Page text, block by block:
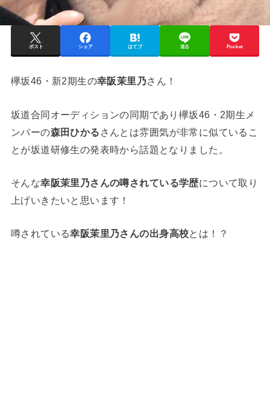
ポスト シェア はてブ 送る Pocket
欅坂46・新2期生の幸阪茉里乃さん！
坂道合同オーディションの同期であり欅坂46・2期生メ
ンバーの森田ひかる さんとは雰囲気が非常に似ているこ
とが坂道研修生の発表時から話題となりました。
そんな幸阪茉里乃さんの噂されている学歴について取り
上げいきたいと思います！
噂されている幸阪茉里乃さんの出身高校とは！？